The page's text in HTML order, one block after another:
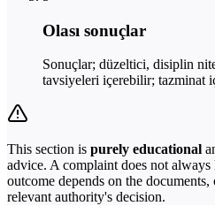
Olası sonuçlar
Sonuçlar; düzeltici, disiplin
tavsiyeleri içerebilir; tazminat
This section is purely educational
advice. A complaint does not always
outcome depends on the
relevant authority's decision.